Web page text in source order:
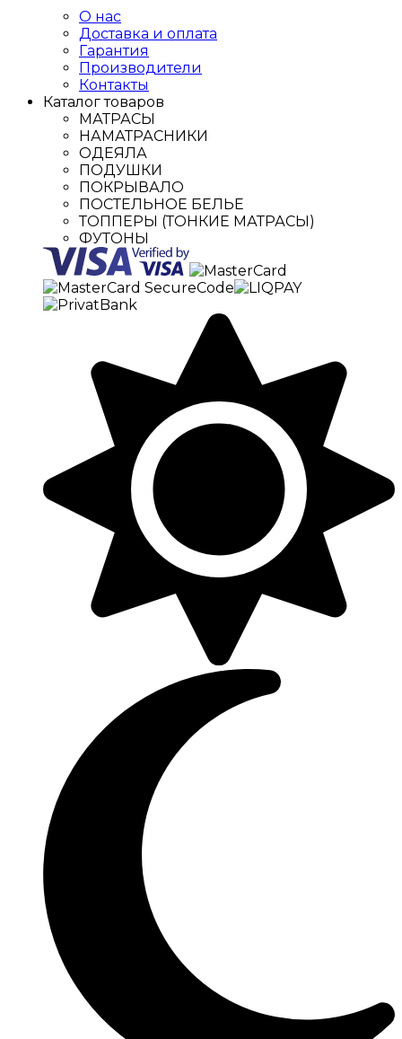
О нас
Доставка и оплата
Гарантия
Производители
Контакты
Каталог товаров
МАТРАСЫ
НАМАТРАСНИКИ
ОДЕЯЛА
ПОДУШКИ
ПОКРЫВАЛО
ПОСТЕЛЬНОЕ БЕЛЬЕ
ТОППЕРЫ (ТОНКИЕ МАТРАСЫ)
ФУТОНЫ